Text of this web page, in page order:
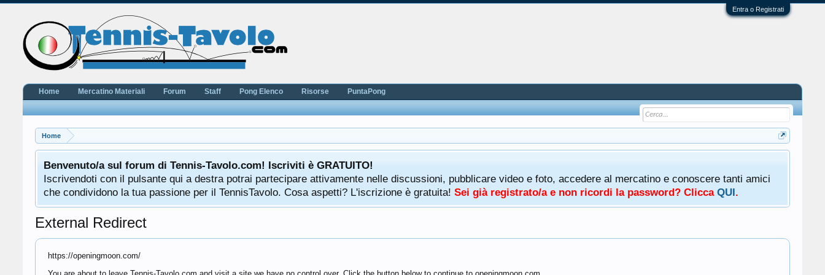
Entra o Registrati
Home
Benvenuto/a sul forum di Tennis-Tavolo.com! Iscriviti è GRATUITO!
Iscrivendoti con il pulsante qui a destra potrai partecipare attivamente nelle discussioni, pubblicare video e foto, accedere al mercatino e conoscere tanti amici
che condividono la tua passione per il TennisTavolo. Cosa aspetti? L'iscrizione è gratuita! Sei già registrato/a e non ricordi la password? Clicca QUI.
External Redirect
https://openingmoon.com/
Home Mercatino Materiali Forum Staff Pong Elenco Risorse PuntaPong